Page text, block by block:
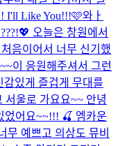
I'll Like You!!!🩷와ㅏ
오늘은 창원에서
음이어서 너무 신기했
이 응원해주셔서 그런
감있게 즐겁게 무대를
울로 가요요~~ 안녕
었어요~~!!! 🍒 엠카운
무 예쁘고 의상도 뮤비